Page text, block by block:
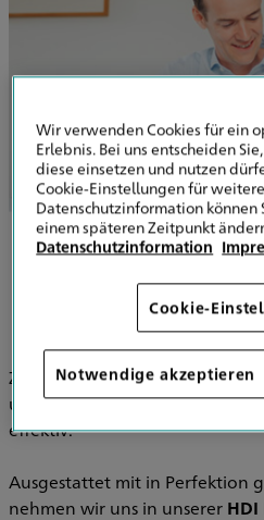
Zwei Schritte voraus, Gefahren
unsere Herangehensweise ist
effektiv.
Ausgestattet mit in Perfektion
nehmen wir uns in unserer HDI
Wir verwenden Cookies für ein
Erlebnis. Bei uns entscheiden
diese einsetzen und nutzen
Cookie-Einstellungen für
Datenschutzinformation können
einem späteren Zeitpunkt
Datenschutzinformation
Cookie-
Notwendige akzeptieren